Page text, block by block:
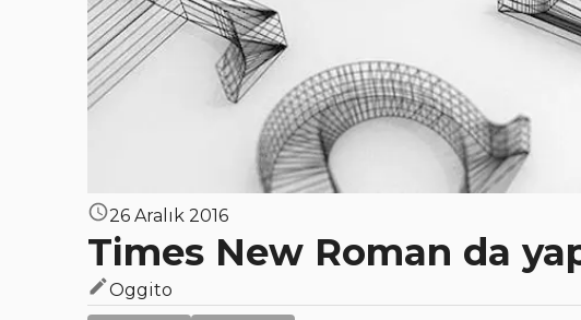
26 Aralık 2016
Times New Roman da
Oggito